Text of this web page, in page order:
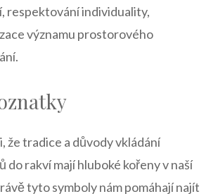
respektování ⁢individuality,
významu ⁢prostorového
že tradice a důvody vkládání
do rakví mají hluboké⁣ kořeny v naší
tyto symboly‌ nám pomáhají najít